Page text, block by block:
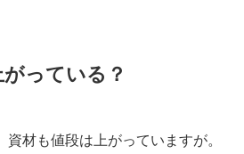
っている？
材も値段は上がっていますが。